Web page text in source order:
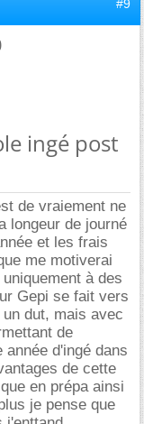
#9
ingé post
de vraiement ne
longeur de journé
et les frais
me motiverai
à des
Gepi se fait vers
dut, mais avec
de
année d'ingé dans
de cette
en prépa ainsi
je pense que